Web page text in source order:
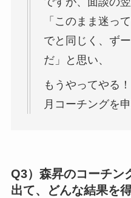
「このまま迷っ
でと同じく、ず
だ」と思い、
もうやってやる
月コーチングを
Q3）森昇のコーチン
出て、どんな結果を